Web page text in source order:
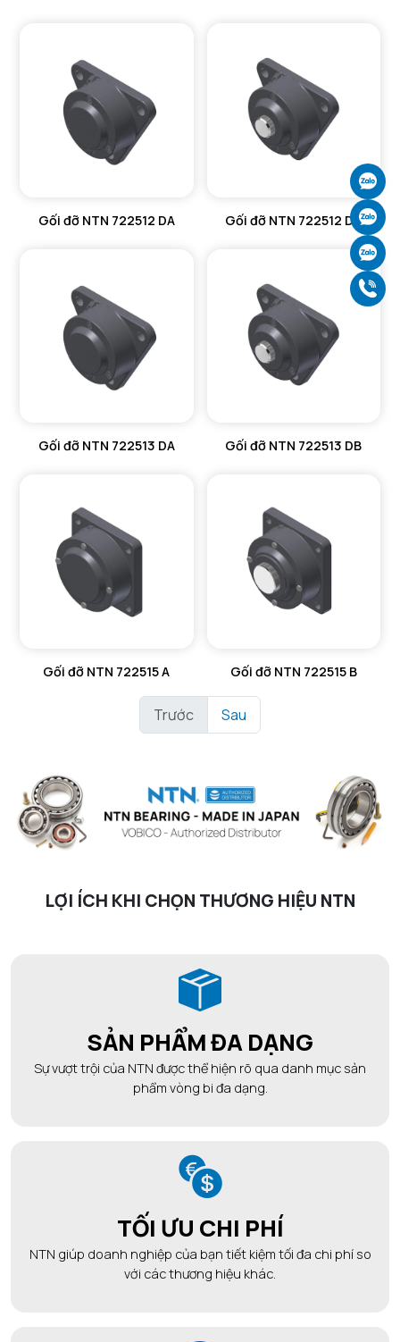
Gối đỡ NTN 722512 DA Gối đỡ NTN 722512 DB
Gối đỡ NTN 722513 DA Gối đỡ NTN 722513 DB
Gối đỡ NTN 722515 A Gối đỡ NTN 722515 B
Trước Sau
LỢI ÍCH KHI CHỌN THƯƠNG HIỆU NTN
SẢN PHẨM ĐA DẠNG
Sự vượt trội của NTN được thể hiện rõ qua danh mục sản
phẩm vòng bi đa dạng.
TỐI ƯU CHI PHÍ
NTN giúp doanh nghiệp của bạn tiết kiệm tối đa chi phí so
với các thương hiệu khác.